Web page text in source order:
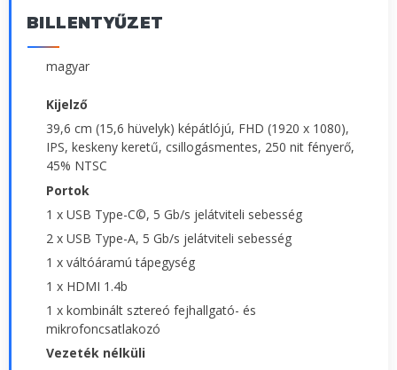
BILLENTYŰZET
magyar
Kijelző
39,6 cm (15,6 hüvelyk) képátlójú, FHD (1920 x 1080),
IPS, keskeny keretű, csillogásmentes, 250 nit fényerő,
45% NTSC
Portok
1 x USB Type-C©, 5 Gb/s jelátviteli sebesség
2 x USB Type-A, 5 Gb/s jelátviteli sebesség
1 x váltóáramú tápegység
1 x HDMI 1.4b
1 x kombinált sztereó fejhallgató- és
mikrofoncsatlakozó
Vezeték nélküli